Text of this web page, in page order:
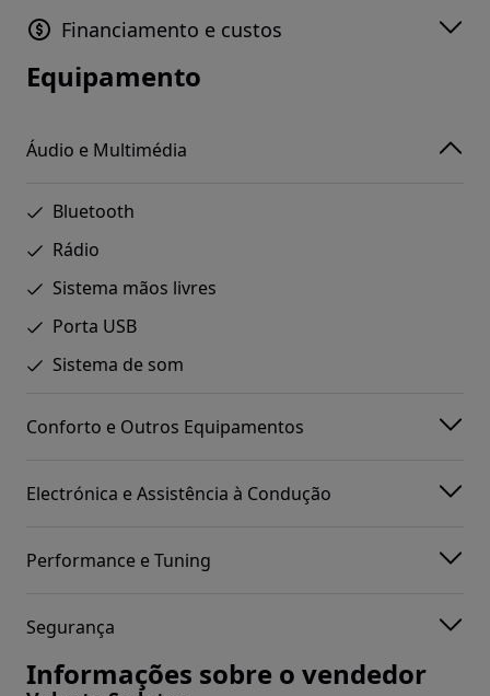
Financiamento e custos
Equipamento
Áudio e Multimédia
Bluetooth
Rádio
Sistema mãos livres
Porta USB
Sistema de som
Conforto e Outros Equipamentos
Electrónica e Assistência à Condução
Performance e Tuning
Segurança
Informações sobre o vendedor